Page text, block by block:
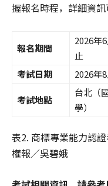
握報名時程，詳細資訊
報名期間
2026年
止
考試日期
2026年
考試地點
台北（
學）
表2. 商標專業能力認
權報／吳碧娥